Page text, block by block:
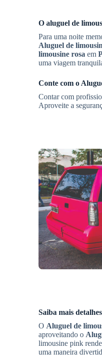
O aluguel de
Para uma noite
Aluguel de
limousine rosa em
uma viagem
Conte com o
Contar com
Aproveite a
Saiba mais
O Aluguel de
aproveitando o
limousine pink
uma maneira